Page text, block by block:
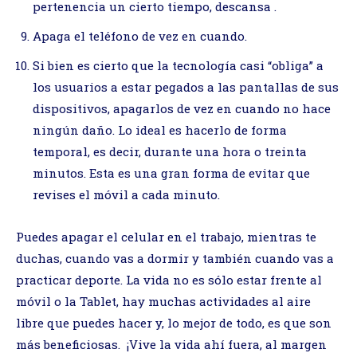
pertenencia un cierto tiempo, descansa .
Apaga el teléfono de vez en cuando.
Si bien es cierto que la tecnología casi “obliga” a
los usuarios a estar pegados a las pantallas de sus
dispositivos, apagarlos de vez en cuando no hace
ningún daño. Lo ideal es hacerlo de forma
temporal, es decir, durante una hora o treinta
minutos. Esta es una gran forma de evitar que
revises el móvil a cada minuto.
Puedes apagar el celular en el trabajo, mientras te
duchas, cuando vas a dormir y también cuando vas a
practicar deporte. La vida no es sólo estar frente al
móvil o la Tablet, hay muchas actividades al aire
libre que puedes hacer y, lo mejor de todo, es que son
más beneficiosas. ¡Vive la vida ahí fuera, al margen